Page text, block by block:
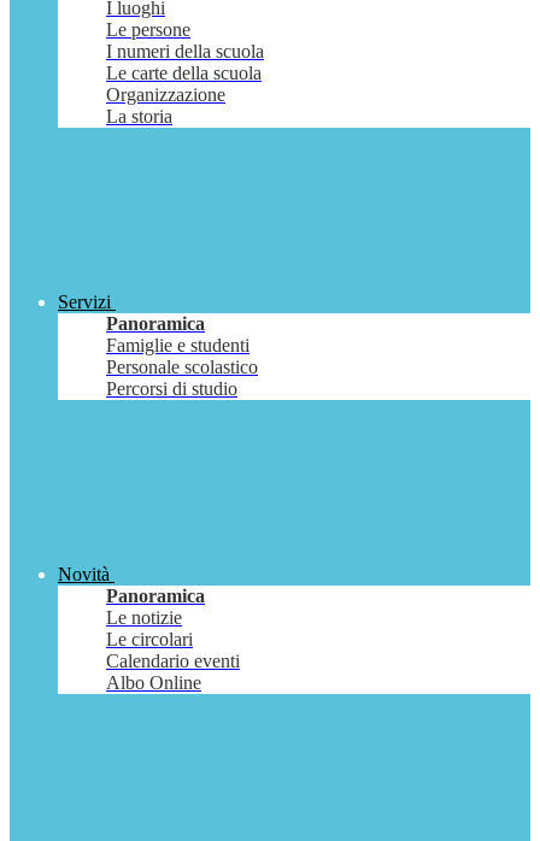
I luoghi
Le persone
I numeri della scuola
Le carte della scuola
Organizzazione
La storia
Servizi
Panoramica
Famiglie e studenti
Personale scolastico
Percorsi di studio
Novità
Panoramica
Le notizie
Le circolari
Calendario eventi
Albo Online